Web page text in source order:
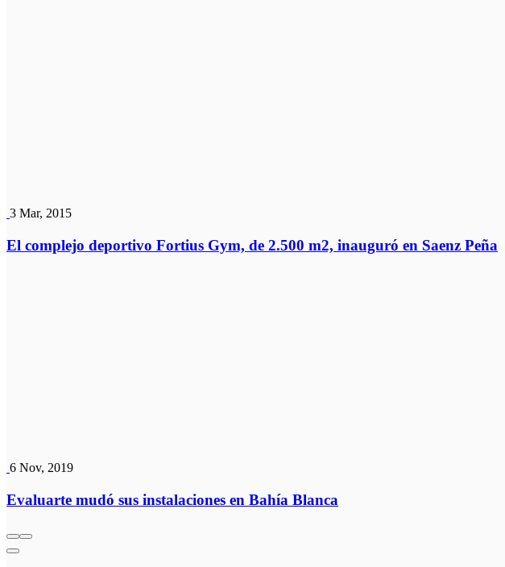
3 Mar, 2015
El complejo deportivo Fortius Gym, de 2.500 m2, inauguró en Saenz Peña
6 Nov, 2019
Evaluarte mudó sus instalaciones en Bahía Blanca